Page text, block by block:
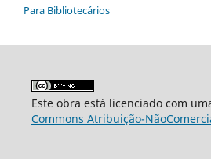
Para Bibliotecários
Este obra está licenciado com
Commons Atribuição-